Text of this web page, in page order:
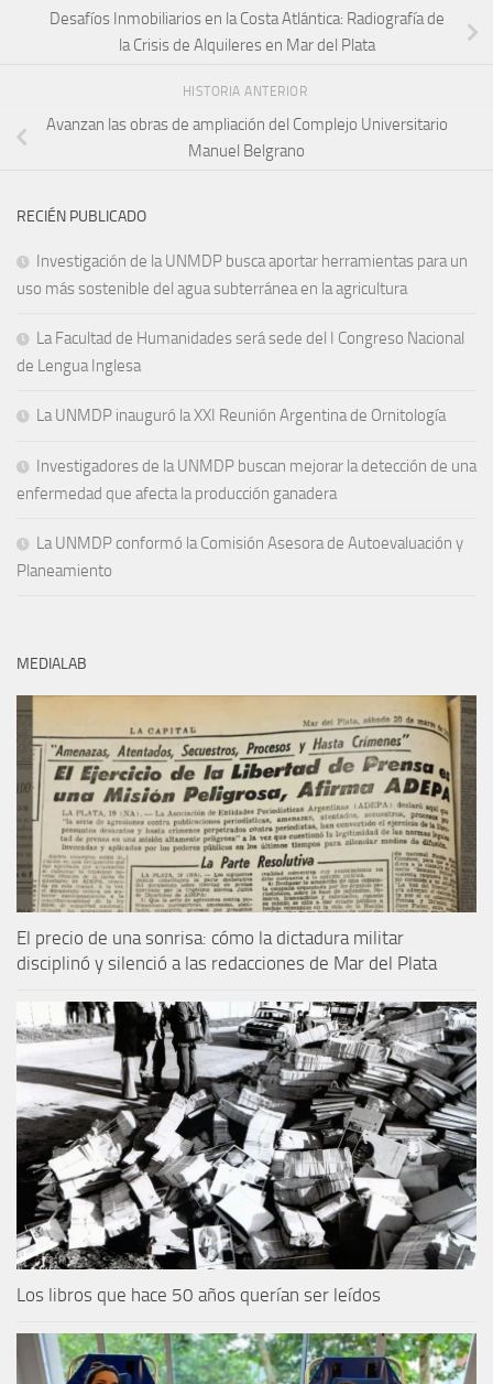
Desafíos Inmobiliarios en la Costa Atlántica: Radiografía de
la Crisis de Alquileres en Mar del Plata
HISTORIA ANTERIOR
Avanzan las obras de ampliación del Complejo Universitario
Manuel Belgrano
RECIÉN PUBLICADO
Investigación de la UNMDP busca aportar herramientas para un
uso más sostenible del agua subterránea en la agricultura
La Facultad de Humanidades será sede del I Congreso Nacional
de Lengua Inglesa
La UNMDP inauguró la XXI Reunión Argentina de Ornitología
Investigadores de la UNMDP buscan mejorar la detección de una
enfermedad que afecta la producción ganadera
La UNMDP conformó la Comisión Asesora de Autoevaluación y
Planeamiento
MEDIALAB
El precio de una sonrisa: cómo la dictadura militar
disciplinó y silenció a las redacciones de Mar del Plata
Los libros que hace 50 años querían ser leídos